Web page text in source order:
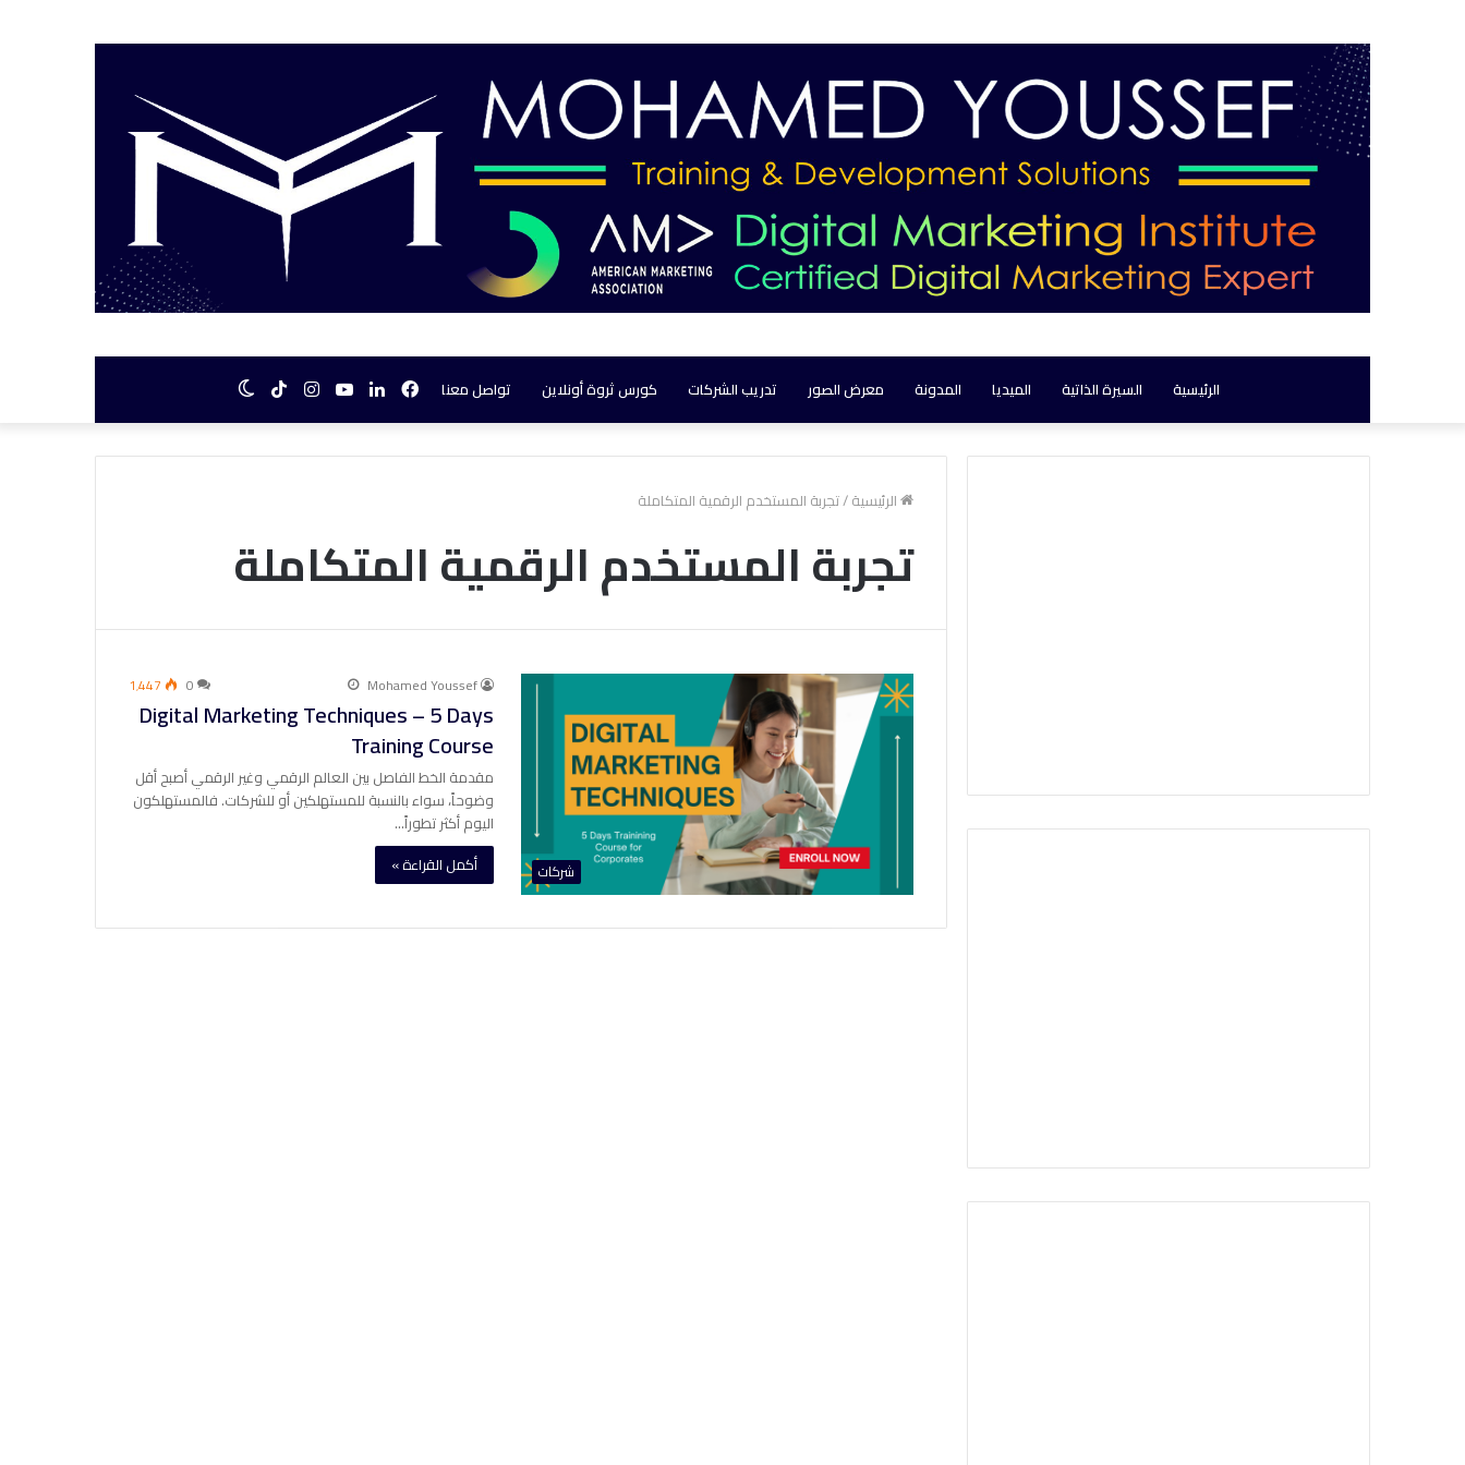
الرئيسية السيرة الذاتية الميديا المدونة معرض الصور تدريب الشركات كورس ثروة أونلاين تواصل معنا
المظلم
TikTok
انستقرام يوتيوب لينكدإنفيسبوك
الرئيسية/تجربة المستخدم الرقمية المتكاملة
تجربة المستخدم الرقمية المتكاملة
شركات
Mohamed Youssef
0 1٬447
Digital Marketing Techniques – 5 Days
Training Course
مقدمة الخط الفاصل بين العالم الرقمي وغير الرقمي أصبح أقل
وضوحاً، سواء بالنسبة للمستهلكين أو للشركات. فالمستهلكون
اليوم أكثر تطوراً…
أكمل القراءة »